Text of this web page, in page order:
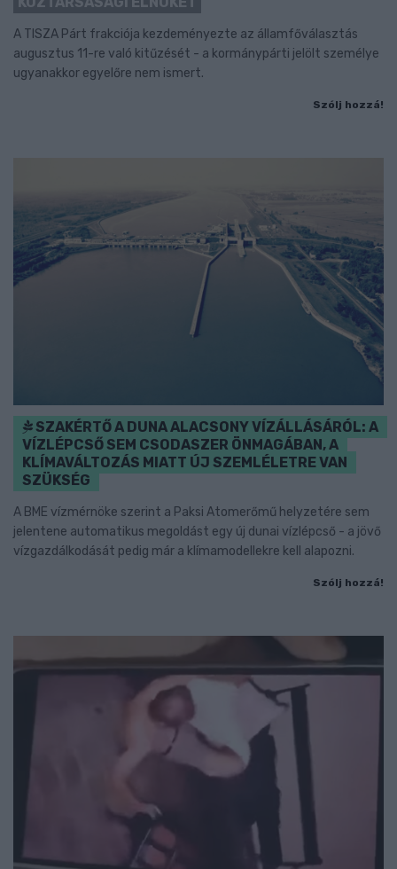
A TISZA Párt frakciója kezdeményezte az államfőválasztás
augusztus 11-re való kitűzését - a kormánypárti jelölt személye
ugyanakkor egyelőre nem ismert.
Szólj hozzá!
SZAKÉRTŐ A DUNA ALACSONY VÍZÁLLÁSÁRÓL: A
VÍZLÉPCSŐ SEM CSODASZER ÖNMAGÁBAN, A
KLÍMAVÁLTOZÁS MIATT ÚJ SZEMLÉLETRE VAN
SZÜKSÉG
A BME vízmérnöke szerint a Paksi Atomerőmű helyzetére sem
jelentene automatikus megoldást egy új dunai vízlépcső - a jövő
vízgazdálkodását pedig már a klímamodellekre kell alapozni.
Szólj hozzá!